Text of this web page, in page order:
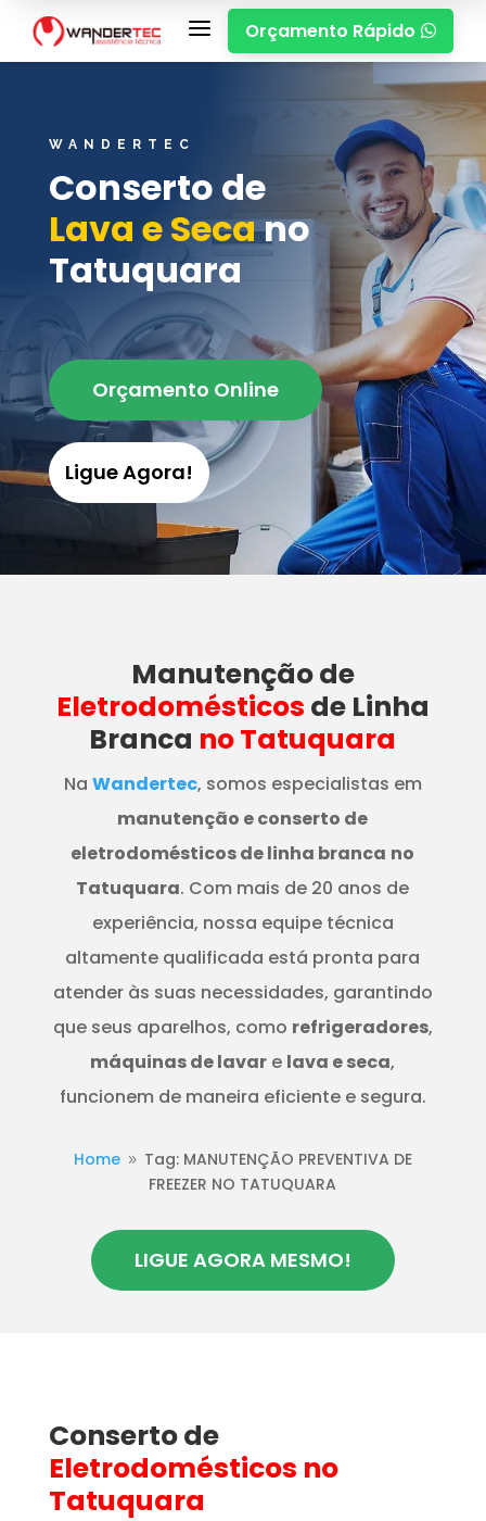
a Orçamento Rápido 
WANDERTEC
Conserto de
Lava e Secano
Tatuquara
Orçamento Online
Ligue Agora!
Manutençãode
Eletrodomésticos de Linha
Branca no Tatuquara
Na Wandertec, somos especialistas em
manutenção e conserto de
eletrodomésticos de linha branca no
Tatuquara. Com mais de 20 anos de
experiência, nossa equipe técnica
altamente qualificada está pronta para
atender às suas necessidades, garantindo
que seus aparelhos, como refrigeradores,
máquinas de lavar e lava e seca,
funcionem de maneira eficiente e segura.
Home 9 Tag: MANUTENÇÃO PREVENTIVA DE
FREEZER NO TATUQUARA
LIGUE AGORA MESMO!
Conserto de
Eletrodomésticos no
Tatuquara